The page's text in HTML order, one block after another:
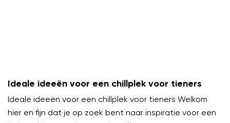
Ideale ideeën voor een chillplek voor tieners
Ideale ideeën voor een chillplek voor tieners Welkom
hier en fijn dat je op zoek bent naar inspiratie voor een